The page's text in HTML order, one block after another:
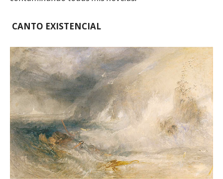
CANTO EXISTENCIAL